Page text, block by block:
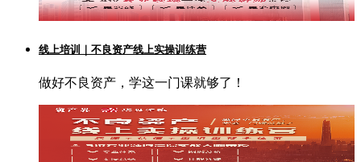
线上培训｜不良资产线上实操训练营
做好不良资产，学这一门课就够了！